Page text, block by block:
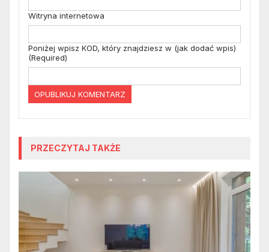
Witryna internetowa
Poniżej wpisz KOD, który znajdziesz w (jak dodać wpis)
(Required)
PRZECZYTAJ TAKŻE